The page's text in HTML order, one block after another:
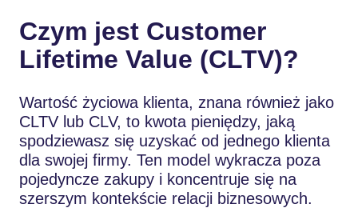
Czym jest Customer
Lifetime Value (CLTV)?
Wartość życiowa klienta, znana również jako
CLTV lub CLV, to kwota pieniędzy, jaką
spodziewasz się uzyskać od jednego klienta
dla swojej firmy. Ten model wykracza poza
pojedyncze zakupy i koncentruje się na
szerszym kontekście relacji biznesowych.